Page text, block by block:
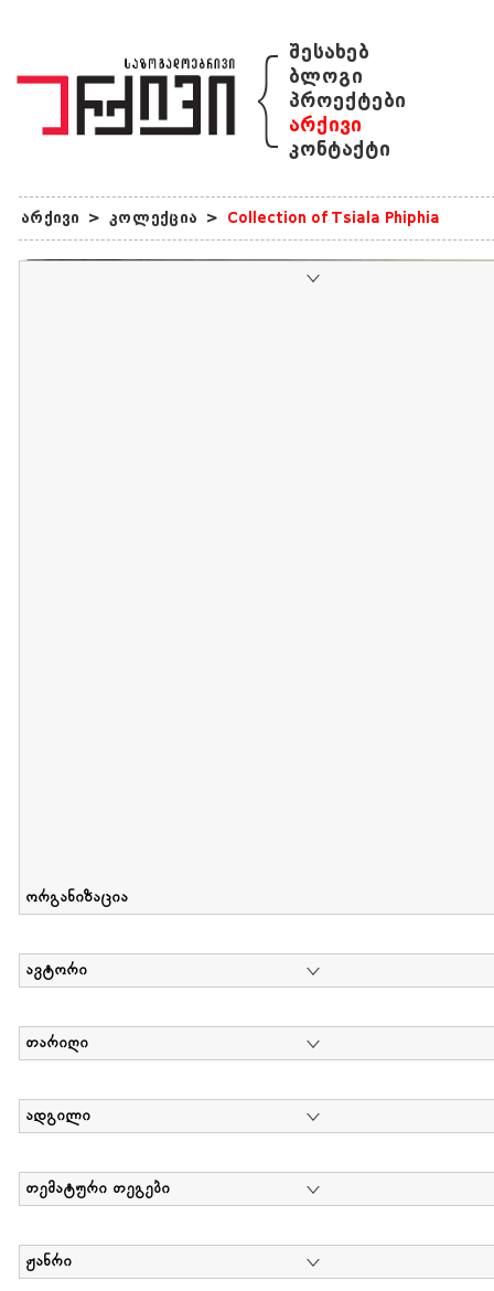
{ შესახებ
ბლოგი
პროექტები
არქივი
კონტაქტი
არქივი > კოლექცია > Collection of Tsiala Phiphia
ორგანიზაცია
ავტორი
თარიღი
ადგილი
თემატური თეგები
ჟანრი